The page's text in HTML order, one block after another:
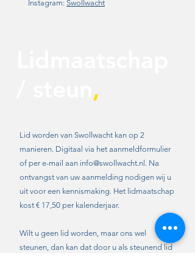
Instagram: Swollwacht
,
Lid worden van Swollwacht kan op 2
manieren. Digitaal via het aanmeldformulier
of per e-mail aan info@swollwacht.nl . Na
ontvangst van uw aanmelding nodigen wij u
uit voor een kennismaking. Het lidmaatschap
kost € 17,50 per kalenderjaar.
Wilt u geen lid worden, maar ons wel
steunen, dan kan dat door u als steunend lid